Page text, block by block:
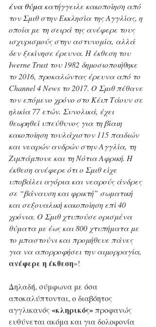
ένα θύμα κατήγγειλε κακοποίηση από
τον Σμιθ στην Εκκλησία της Αγγλίας, η
οποία με τη σειρά της ανέφερε τους
ισχυρισμούς στην αστυνομία, αλλά
δεν ξεκίνησε έρευνα. Η έκθεση του
Iwerne Trust του 1982 δημοσιοποιήθηκε
το 2016, προκαλώντας έρευνα από το
Channel 4 News το 2017. Ο Σμιθ πέθανε
τον επόμενο χρόνο στο Κέιπ Τάουν σε
ηλικία 77 ετών. Συνολικά, έχει
θεωρηθεί υπεύθυνος για τη βίαιη
κακοποίηση τουλάχιστον 115 παιδιών
και νεαρών ανδρών στην Αγγλία, τη
Ζιμπάμπουε και τη Νότια Αφρική. Η
έκθεση ανέφερε ότι ο Σμιθ είχε
υποβάλει αγόρια και νεαρούς άνδρες
σε “βάναυση και φρικτή” σωματική
και σεξουαλική κακοποίηση επί 40
χρόνια. Ο Σμιθ χτυπούσε ορισμένα
θύματα με έως και 800 χτυπήματα με
το μπαστούνι και προμήθευε πάνες
για να απορροφήσει την αιμορραγία,
ανέφερε η έκθεση»!
Δηλαδή, σύμφωνα με όσα
αποκαλύπτονται, ο διαβόητος
αγγλικανός «κληρικός» προφανώς
ευθύνεται ακόμα και για δολοφονία